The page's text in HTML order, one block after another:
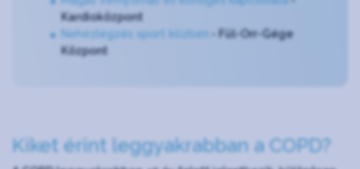
Kardioközpont
Nehézlégzés sport közben
- Fül-Orr-Gége
Központ
Kiket érint leggyakrabban a COPD?